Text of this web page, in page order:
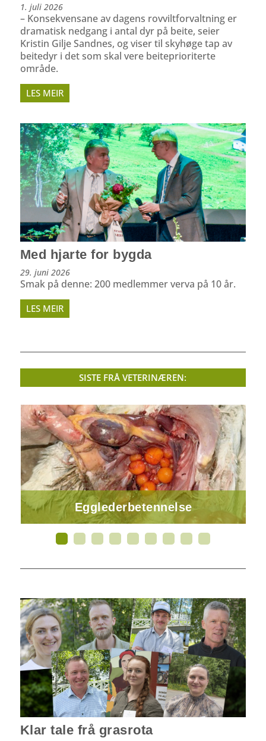
1. juli 2026
– Konsekvensane av dagens rovviltforvaltning er
dramatisk nedgang i antal dyr på beite, seier
Kristin Gilje Sandnes, og viser til skyhøge tap av
beitedyr i det som skal vere beiteprioriterte
område.
LES MEIR
Med hjarte for bygda
29. juni 2026
Smak på denne: 200 medlemmer verva på 10 år.
LES MEIR
SISTE FRÅ VETERINÆREN:
Egglederbetennelse
Klar tale frå grasrota